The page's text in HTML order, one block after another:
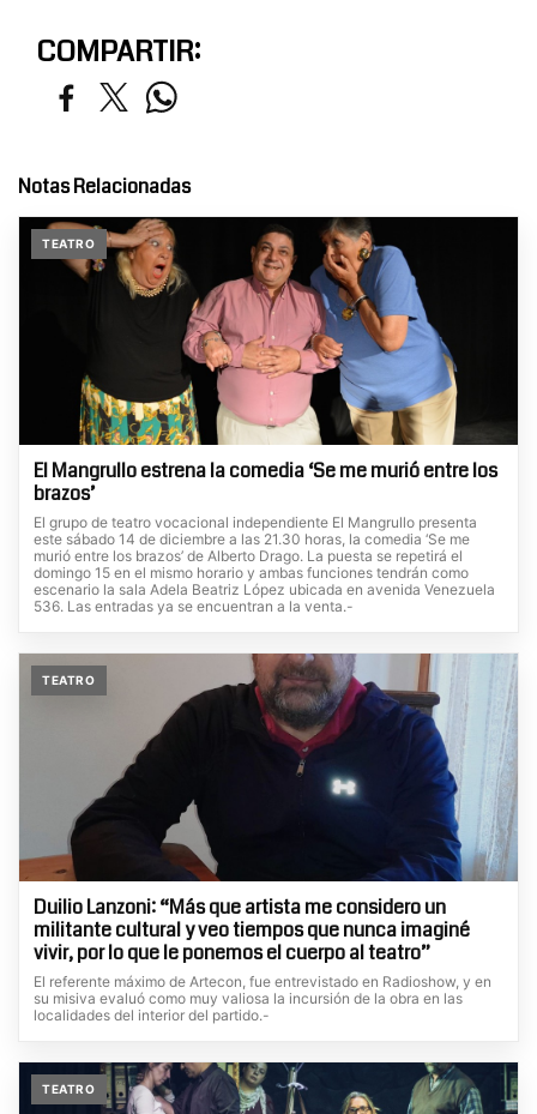
COMPARTIR:
Notas Relacionadas
TEATRO
El Mangrullo estrena la comedia ‘Se me murió entre los
brazos’
El grupo de teatro vocacional independiente El Mangrullo presenta
este sábado 14 de diciembre a las 21.30 horas, la comedia ‘Se me
murió entre los brazos’ de Alberto Drago. La puesta se repetirá el
domingo 15 en el mismo horario y ambas funciones tendrán como
escenario la sala Adela Beatriz López ubicada en avenida Venezuela
536. Las entradas ya se encuentran a la venta.-
TEATRO
Duilio Lanzoni: “Más que artista me considero un
militante cultural y veo tiempos que nunca imaginé
vivir, por lo que le ponemos el cuerpo al teatro”
El referente máximo de Artecon, fue entrevistado en Radioshow, y en
su misiva evaluó como muy valiosa la incursión de la obra en las
localidades del interior del partido.-
TEATRO